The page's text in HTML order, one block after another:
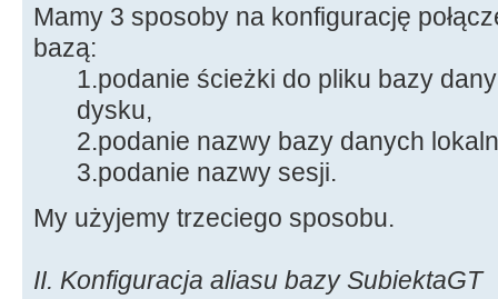
Mamy 3 sposoby na konfigurację
bazą:
1.podanie ścieżki do pliku bazy
dysku,
2.podanie nazwy bazy danych
3.podanie nazwy sesji.
My użyjemy trzeciego sposobu.
II. Konfiguracja aliasu bazy SubiektaGT